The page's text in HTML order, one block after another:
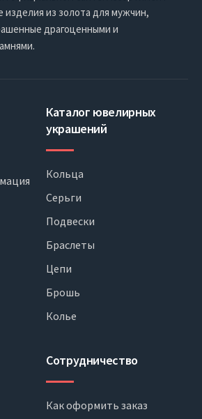
из золота для мужчин,
драгоценными и
Каталог ювелирных
украшений
Кольца
Серьги
Подвески
Браслеты
Цепи
Брошь
Колье
Сотрудничество
Как оформить заказ